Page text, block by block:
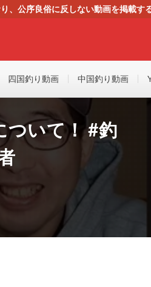
公序良俗に反しない動画を掲載
四国釣り動画 中国釣り動画
ついて！ #釣